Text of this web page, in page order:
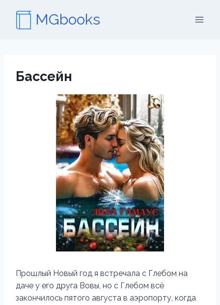
содержимому
MGbooks
Бассейн
Прошлый Новый год я встречала с Глебом на
даче у его друга Вовы, но с Глебом всё
закончилось пятого августа в аэропорту, когда